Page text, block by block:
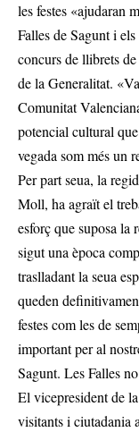
les festes «ajudaran
Falles de Sagunt i
concurs de llibrets
de la Generalitat.
Comunitat
potencial cultural
vegada som més un
Per part seua, la
Moll, ha agraït el
esforç que suposa la
sigut una època
traslladant la seua
queden
festes com les de
important per al
Sagunt. Les Falles
El vicepresident de
visitants i ciutadania